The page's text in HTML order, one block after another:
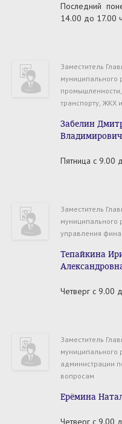
Последний
14.00 до
Заместитель Главы
муниципального
промышленности,
транспорту, ЖКХ
Забелин
Владимирович
Пятница с 9.00
Заместитель
муниципального
управления
Тепайкина
Четверг с 9.00
Заместитель
муниципального
администрации
вопросам
Ерёмина
Четверг с 9.00